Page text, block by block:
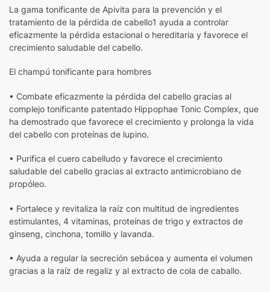
La gama tonificante de Apivita para la prevención y el
tratamiento de la pérdida de cabello1 ayuda a controlar
eficazmente la pérdida estacional o hereditaria y favorece el
crecimiento saludable del cabello.
El champú tonificante para hombres
• Combate eficazmente la pérdida del cabello gracias al
complejo tonificante patentado Hippophae Tonic Complex, que
ha demostrado que favorece el crecimiento y prolonga la vida
del cabello con proteínas de lupino.
• Purifica el cuero cabelludo y favorece el crecimiento
saludable del cabello gracias al extracto antimicrobiano de
propóleo.
• Fortalece y revitaliza la raíz con multitud de ingredientes
estimulantes, 4 vitaminas, proteínas de trigo y extractos de
ginseng, cinchona, tomillo y lavanda.
• Ayuda a regular la secreción sebácea y aumenta el volumen
gracias a la raíz de regaliz y al extracto de cola de caballo.